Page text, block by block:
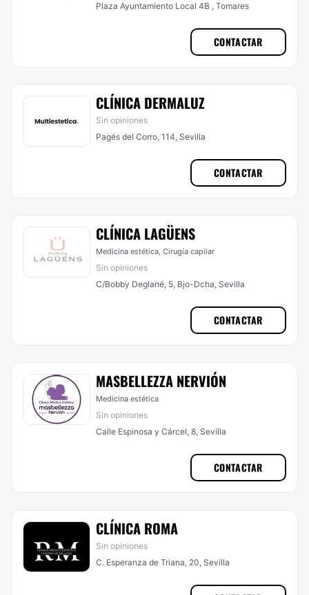
Plaza Ayuntamiento Local 4B , Tomares
CONTACTAR
CLÍNICA DERMALUZ
Sin opiniones
Pagés del Corro, 114, Sevilla
CONTACTAR
CLÍNICA LAGÜENS
Medicina estética, Cirugía capilar
Sin opiniones
C/Bobby Deglané, 5, Bjo-Dcha, Sevilla
CONTACTAR
MASBELLEZZA NERVIÓN
Medicina estética
Sin opiniones
Calle Espinosa y Cárcel, 8, Sevilla
CONTACTAR
CLÍNICA ROMA
Sin opiniones
C. Esperanza de Triana, 20, Sevilla